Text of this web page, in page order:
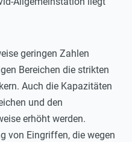
geringen Zahlen
Bereichen die strikten
Auch die Kapazitäten
und den
erhöht werden.
von Eingriffen, die wegen